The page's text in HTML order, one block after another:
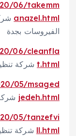
06/takemm
anazel.html
الفيروسات بجدة
06/cleanfla
t.htmlشركة
05/msaged
jedeh.html
05/tanzefvi
ll.html شركة